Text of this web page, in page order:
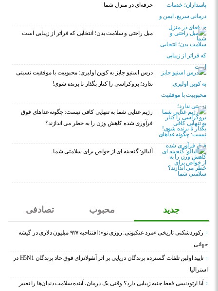
حرفه‌ای در منزل شما
مبل راحتی و سلامت بدن؛ انتخابی که فراتر از زیبایی است
درس استیو جابز به کوین اولیری: محبوبیت با موفقیت نسبتی
ندارد؛ بروکراسی را کنار بگذار تا برنده شوی!
رژیم غذایی شما به تنهایی کافی نیست: چگونه غذاهای فوق
فرآوری شده کاهش وزن را به خطر می اندازند؟
آلبالو: گنجینه ای از خواص برای سلامتی شما
جدید محبوب تصادفی
رکوردشکنی تاریخی «مرد عنکبوتی: روزی نو»؛ افتتاحیه ۹۲۷ میلیون دلاری در گیشه
جهانی
تایید اولین تلفات گسترده پرندگان دریایی بر اثر آنفولانزای فوق حاد پرندگان H5N1 در
استرالیا
آیا ارتودنسی فقط جنبه زیبایی دارد؟ وقتی یک درمان، آینده سلامت دندان‌ها را تغییر